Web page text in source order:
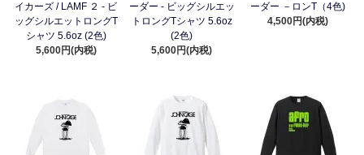
イカーズ / LAMF ２ - ビ
ッグシルエットロングT
シャツ 5.6oz (2色)
5,600円(内税)
ーダー - ビッグシルエッ
トロングTシャツ 5.6oz
(2色)
5,600円(内税)
ーダー －ロンT（4色)
4,500円(内税)